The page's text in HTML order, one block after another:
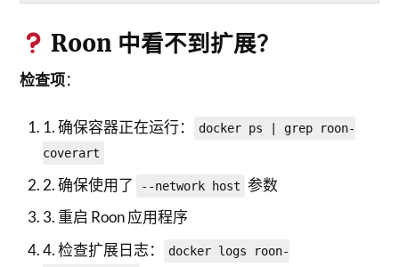
Roon 中看不到扩展？
检查项：
1. 确保容器正在运行：
docker ps | grep roon-
coverart
2. 确保使用了 --network host 参数
3. 重启 Roon 应用程序
4. 检查扩展日志：
docker logs roon-